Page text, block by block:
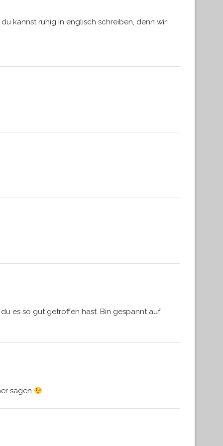
kannst ruhig in englisch schreiben, denn wir
es so gut getroffen hast. Bin gespannt auf
sagen